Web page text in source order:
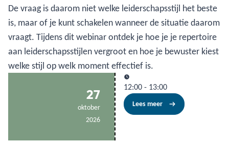
De vraag is daarom niet welke leiderschapsstijl het beste
is, maar of je kunt schakelen wanneer de situatie daarom
vraagt. Tijdens dit webinar ontdek je hoe je je repertoire
aan leiderschapsstijlen vergroot en hoe je bewuster kiest
welke stijl op welk moment effectief is.
27
oktober
2026
12:00 - 13:00
Lees meer